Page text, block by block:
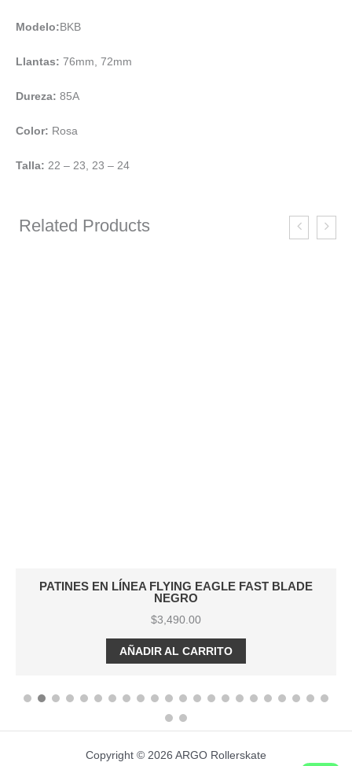
Modelo: BKB
Llantas: 76mm, 72mm
Dureza: 85A
Color: Rosa
Talla: 22 – 23, 23 – 24
Related Products
PATINES EN LÍNEA FLYING EAGLE FAST BLADE
NEGRO
$3,490.00
AÑADIR AL CARRITO
Copyright © 2026 ARGO Rollerskate